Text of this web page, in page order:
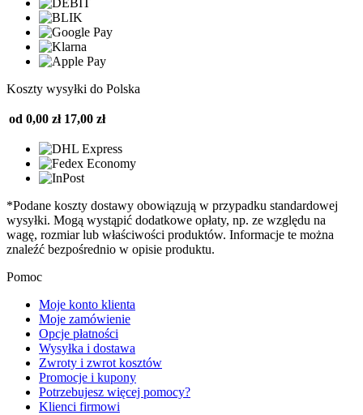
Koszty wysyłki do Polska
od 0,00 zł 17,00 zł
*Podane koszty dostawy obowiązują w przypadku standardowej
wysyłki. Mogą wystąpić dodatkowe opłaty, np. ze względu na
wagę, rozmiar lub właściwości produktów. Informacje te można
znaleźć bezpośrednio w opisie produktu.
Pomoc
Moje konto klienta
Moje zamówienie
Opcje płatności
Wysyłka i dostawa
Zwroty i zwrot kosztów
Promocje i kupony
Potrzebujesz więcej pomocy?
Klienci firmowi